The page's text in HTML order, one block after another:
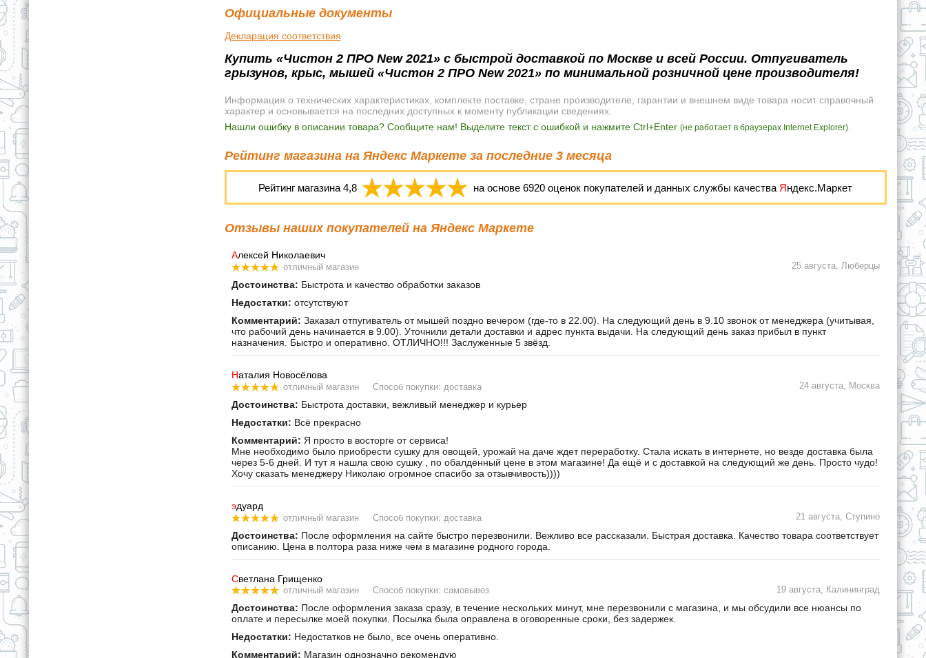
Официальные документы
Декларация соответствия
Купить «Чистон 2 ПРО New 2021» с быстрой доставкой по Москве и всей России. Отпугиватель
грызунов, крыс, мышей «Чистон 2 ПРО New 2021» по минимальной розничной цене производителя!
Информация о технических характеристиках, комплекте поставке, стране производителе, гарантии и внешнем виде товара носит справочный
характер и основывается на последних доступных к моменту публикации сведениях.
Нашли ошибку в описании товара? Сообщите нам! Выделите текст с ошибкой и нажмите Ctrl+Enter (не работает в браузерах Internet Explorer).
Рейтинг магазина на Яндекс Маркете за последние 3 месяца
Рейтинг магазина 4,8 на основе6920 оценок покупателей и данных службы качества Яндекс.Маркет
Отзывы наших покупателей на Яндекс Маркете
Алексей Николаевич
отличный магазин 25 августа, Люберцы
Достоинства: Быстрота и качество обработки заказов
Недостатки: отсутствуют
Комментарий: Заказал отпугиватель от мышей поздно вечером (где-то в 22.00). На следующий день в 9.10 звонок от менеджера (учитывая,
что рабочий день начинается в 9.00). Уточнили детали доставки и адрес пункта выдачи. На следующий день заказ прибыл в пункт
назначения. Быстро и оперативно. ОТЛИЧНО!!! Заслуженные 5 звёзд.
Наталия Новосёлова
отличный магазин Способ покупки: доставка 24 августа, Москва
Достоинства: Быстрота доставки, вежливый менеджер и курьер
Недостатки: Всё прекрасно
Комментарий: Я просто в восторге от сервиса!
Мне необходимо было приобрести сушку для овощей, урожай на даче ждет переработку. Стала искать в интернете, но везде доставка была
через 5-6 дней. И тут я нашла свою сушку , по обалденный цене в этом магазине! Да ещё и с доставкой на следующий же день. Просто чудо!
Хочу сказать менеджеру Николаю огромное спасибо за отзывчивость))))
эдуард
отличный магазин Способ покупки: доставка 21 августа, Ступино
Достоинства: После оформления на сайте быстро перезвонили. Вежливо все рассказали. Быстрая доставка. Качество товара соответствует
описанию. Цена в полтора раза ниже чем в магазине родного города.
Светлана Грищенко
отличный магазин Способ покупки: самовывоз 19 августа, Калининград
Достоинства: После оформления заказа сразу, в течение нескольких минут, мне перезвонили с магазина, и мы обсудили все нюансы по
оплате и пересылке моей покупки. Посылка была оправлена в оговоренные сроки, без задержек.
Недостатки: Недостатков не было, все очень оперативно.
Комментарий: Магазин однозначно рекомендую